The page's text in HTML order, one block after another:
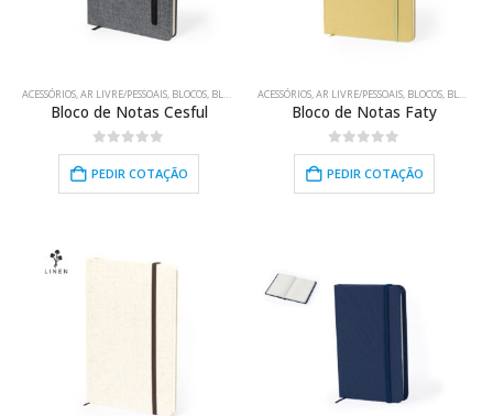
ACESSÓRIOS AR LIVRE/PESSOAIS BLOCOS BLOCOS BRINDES PROMOCIONAIS,ELECTRÓNICA/USB
Bloco de Notas Cesful
0out of 5
PEDIR COTAÇÃO
ACESSÓRIOS AR LIVRE/PESSOAIS BLOCOS BLOCOS
Bloco de Notas Faty
0out of 5
PEDIR COTAÇÃO